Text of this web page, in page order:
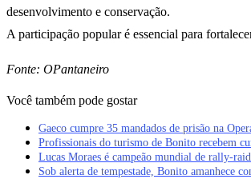
desenvolvimento e conservação.
A participação popular é essencial para
Fonte: OPantaneiro
Você também pode gostar
Gaeco cumpre 35 mandados de prisão na
Profissionais do turismo de Bonito recebem
Lucas Moraes é campeão mundial de rally-
Sob alerta de tempestade, Bonito amanhece